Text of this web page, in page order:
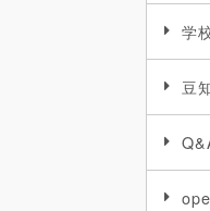
学
豆